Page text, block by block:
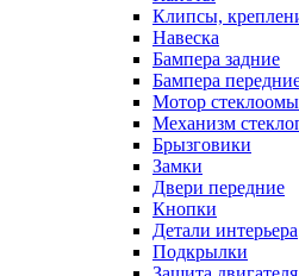
Клипсы,
Навеска
Бампера задние
Бампера
Мотор
Механизм
Брызговики
Замки
Двери передние
Кнопки
Детали интерьера
Подкрылки